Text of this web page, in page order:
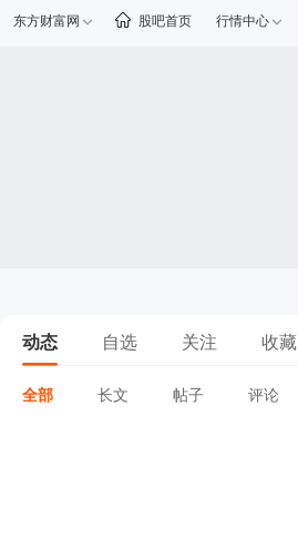
东方财富网 股吧首页 行情中心
动态 自选 关注 收藏
全部 长文 帖子 评论